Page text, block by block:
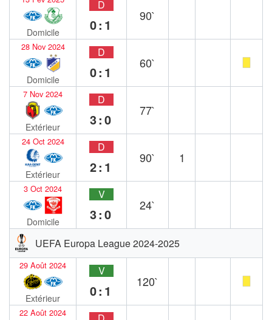
Domicile
D
0:1
90`
28 Nov 2024
Domicile
D
0:1
60`
7 Nov 2024
Extérieur
D
3:0
77`
24 Oct 2024
Extérieur
D
2:1
90` 1
3 Oct 2024
Domicile
V
3:0
24`
UEFA Europa League 2024-2025
29 Août 2024
Extérieur
V
0:1
120`
22 Août 2024